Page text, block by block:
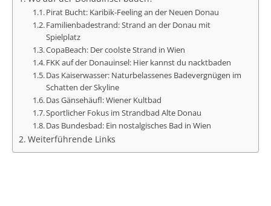
Pirat Bucht: Karibik-Feeling an der Neuen Donau
Familienbadestrand: Strand an der Donau mit
Spielplatz
CopaBeach: Der coolste Strand in Wien
FKK auf der Donauinsel: Hier kannst du nacktbaden
Das Kaiserwasser: Naturbelassenes Badevergnügen im
Schatten der Skyline
Das Gänsehäufl: Wiener Kultbad
Sportlicher Fokus im Strandbad Alte Donau
Das Bundesbad: Ein nostalgisches Bad in Wien
Weiterführende Links